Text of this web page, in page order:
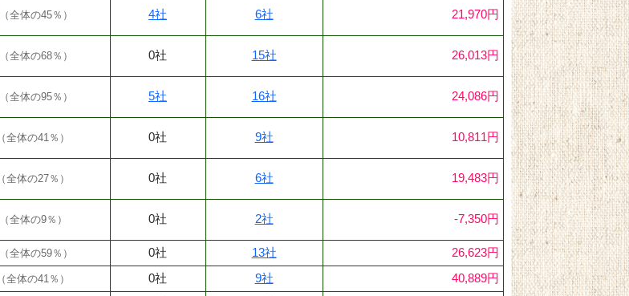
（全体の45％ ） 4社 6社 21,970円
（全体の68％ ） 0社 15社 26,013円
（全体の95％ ） 5社 16社 24,086円
（全体の41％ ） 0社 9社 10,811円
（全体の27％ ） 0社 6社 19,483円
（全体の9％ ） 0社 2社 -7,350円
（全体の59％ ） 0社 13社
26,623円
（全体の41％ ） 0社 9社
40,889円